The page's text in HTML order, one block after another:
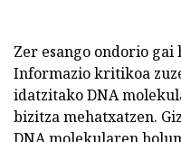
Zer esango ondorio
Informazio kritikoa
idatzitako DNA
bizitza mehatxatzen.